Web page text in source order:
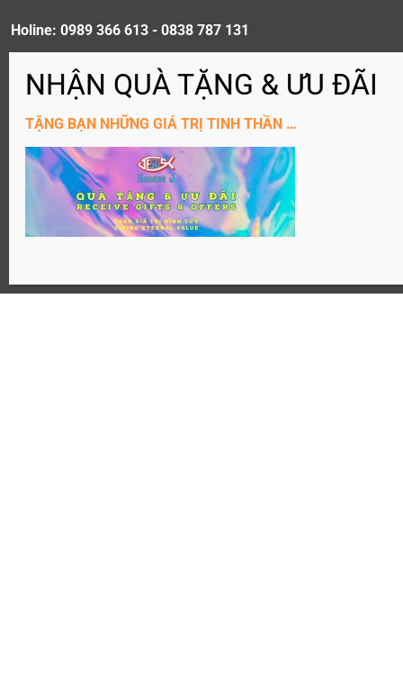
Holine: 0989 366 613 - 0838 787 131
ĐĂNG KÝ KÊNH YouTube
TẶNG BẠN NHỮNG GIÁ TRỊ TINH THẦN …